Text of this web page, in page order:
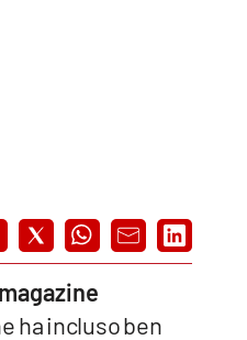
ha incluso ben